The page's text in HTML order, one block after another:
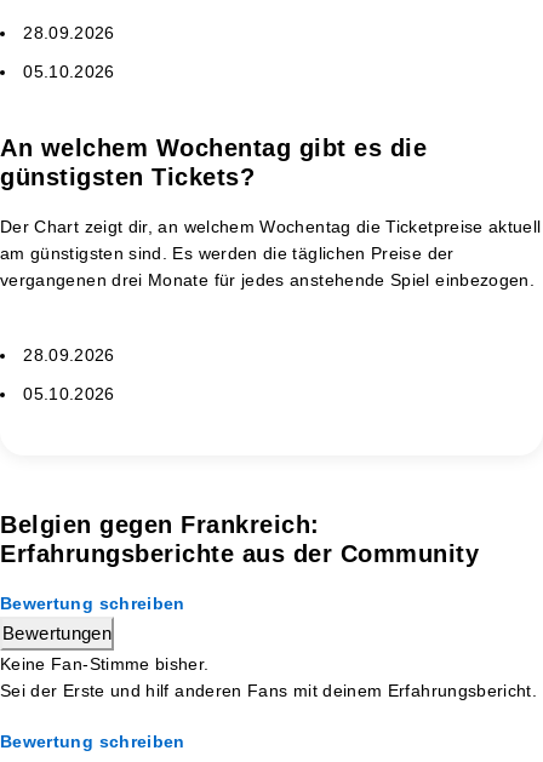
28.09.2026
05.10.2026
An welchem Wochentag gibt es die
günstigsten Tickets?
Der Chart zeigt dir, an welchem Wochentag die Ticketpreise aktuell
am günstigsten sind. Es werden die täglichen Preise der
vergangenen drei Monate für jedes anstehende Spiel einbezogen.
28.09.2026
05.10.2026
Belgien gegen Frankreich:
Erfahrungsberichte aus der Community
Bewertung schreiben
Bewertungen
Keine Fan-Stimme bisher.
Sei der Erste und hilf anderen Fans mit deinem Erfahrungsbericht.
Bewertung schreiben